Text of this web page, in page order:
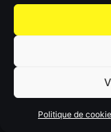
Politique de